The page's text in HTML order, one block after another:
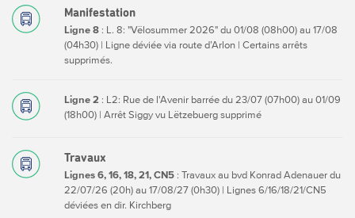
Manifestation
Ligne 8 : L. 8: "Vëlosummer 2026" du 01/08 (08h00) au 17/08
(04h30) | Ligne déviée via route d’Arlon | Certains arrêts
supprimés.
Ligne 2 : L2: Rue de l'Avenir barrée du 23/07 (07h00) au 01/09
(18h00) | Arrêt Siggy vu Lëtzebuerg supprimé
Travaux
Lignes 6, 16, 18, 21, CN5 : Travaux au bvd Konrad Adenauer du
22/07/26 (20h) au 17/08/27 (0h30) | Lignes 6/16/18/21/CN5
déviées en dir. Kirchberg